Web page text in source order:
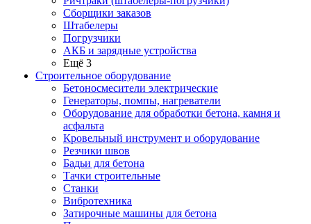
Сборщики заказов
Штабелеры
Погрузчики
АКБ и зарядные устройства
Ещё 3
Строительное оборудование
Бетоносмесители электрические
Генераторы, помпы, нагреватели
Оборудование для обработки бетона, камня и
асфальта
Кровельный инструмент и оборудование
Резчики швов
Бадьи для бетона
Тачки строительные
Станки
Вибротехника
Затирочные машины для бетона